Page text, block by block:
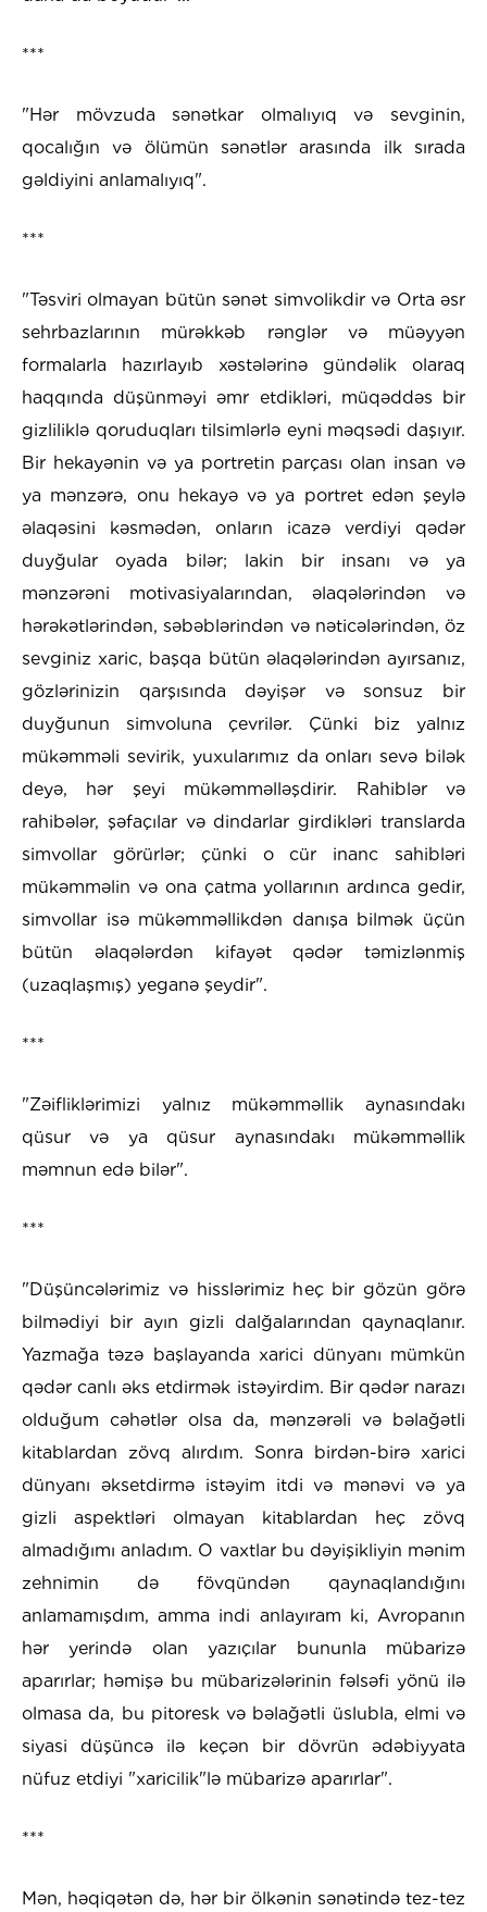
***
"Hər mövzuda sənətkar olmalıyıq və sevginin,
qocalığın və ölümün sənətlər arasında ilk sırada
gəldiyini anlamalıyıq".
***
"Təsviri olmayan bütün sənət simvolikdir və Orta əsr
sehrbazlarının mürəkkəb rənglər və müəyyən
formalarla hazırlayıb xəstələrinə gündəlik olaraq
haqqında düşünməyi əmr etdikləri, müqəddəs bir
gizliliklə qoruduqları tilsimlərlə eyni məqsədi daşıyır.
Bir hekayənin və ya portretin parçası olan insan və
ya mənzərə, onu hekayə və ya portret edən şeylə
əlaqəsini kəsmədən, onların icazə verdiyi qədər
duyğular oyada bilər; lakin bir insanı və ya
mənzərəni motivasiyalarından, əlaqələrindən və
hərəkətlərindən, səbəblərindən və nəticələrindən, öz
sevginiz xaric, başqa bütün əlaqələrindən ayırsanız,
gözlərinizin qarşısında dəyişər və sonsuz bir
duyğunun simvoluna çevrilər. Çünki biz yalnız
mükəmməli sevirik, yuxularımız da onları sevə bilək
deyə, hər şeyi mükəmməlləşdirir. Rahiblər və
rahibələr, şəfaçılar və dindarlar girdikləri translarda
simvollar görürlər; çünki o cür inanc sahibləri
mükəmməlin və ona çatma yollarının ardınca gedir,
simvollar isə mükəmməllikdən danışa bilmək üçün
bütün əlaqələrdən kifayət qədər təmizlənmiş
(uzaqlaşmış) yeganə şeydir".
***
"Zəifliklərimizi yalnız mükəmməllik aynasındakı
qüsur və ya qüsur aynasındakı mükəmməllik
məmnun edə bilər".
***
"Düşüncələrimiz və hisslərimiz heç bir gözün görə
bilmədiyi bir ayın gizli dalğalarından qaynaqlanır.
Yazmağa təzə başlayanda xarici dünyanı mümkün
qədər canlı əks etdirmək istəyirdim. Bir qədər narazı
olduğum cəhətlər olsa da, mənzərəli və bəlağətli
kitablardan zövq alırdım. Sonra birdən-birə xarici
dünyanı əksetdirmə istəyim itdi və mənəvi və ya
gizli aspektləri olmayan kitablardan heç zövq
almadığımı anladım. O vaxtlar bu dəyişikliyin mənim
zehnimin də fövqündən qaynaqlandığını
anlamamışdım, amma indi anlayıram ki, Avropanın
hər yerində olan yazıçılar bununla mübarizə
aparırlar; həmişə bu mübarizələrinin fəlsəfi yönü ilə
olmasa da, bu pitoresk və bəlağətli üslubla, elmi və
siyasi düşüncə ilə keçən bir dövrün ədəbiyyata
nüfuz etdiyi "xaricilik"lə mübarizə aparırlar".
***
Mən, həqiqətən də, hər bir ölkənin sənətində tez-tez